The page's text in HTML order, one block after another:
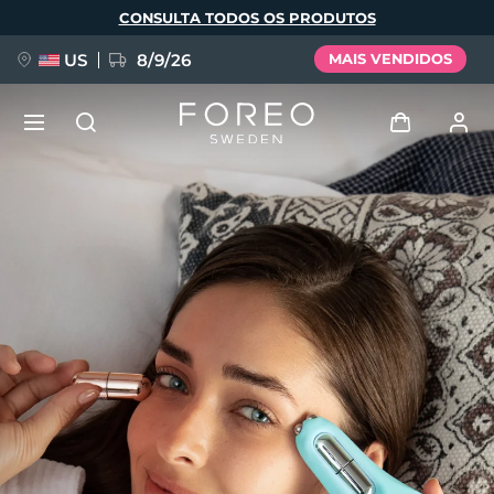
principal
CONSULTA TODOS OS PRODUTOS
US 8/9/26 MAIS VENDIDOS
Entrar
Perfil de usuário
Meus aparelhos
Meus pedidos
Meus endereços
As minhas subscrições
FAQ™ Pure Beauty-Tech Elixir
BREAKING NEWS
issa™ Teeth Whitening Set
Deutsch
Español
Italiano
Português
Polski
Svenska
Русский
Türkçe
简体中文 繁體中文